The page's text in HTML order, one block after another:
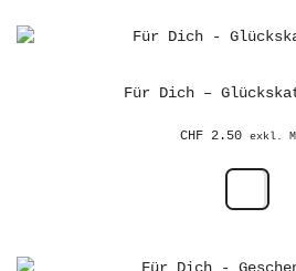
Für Dich –
CHF2.50 exkl.